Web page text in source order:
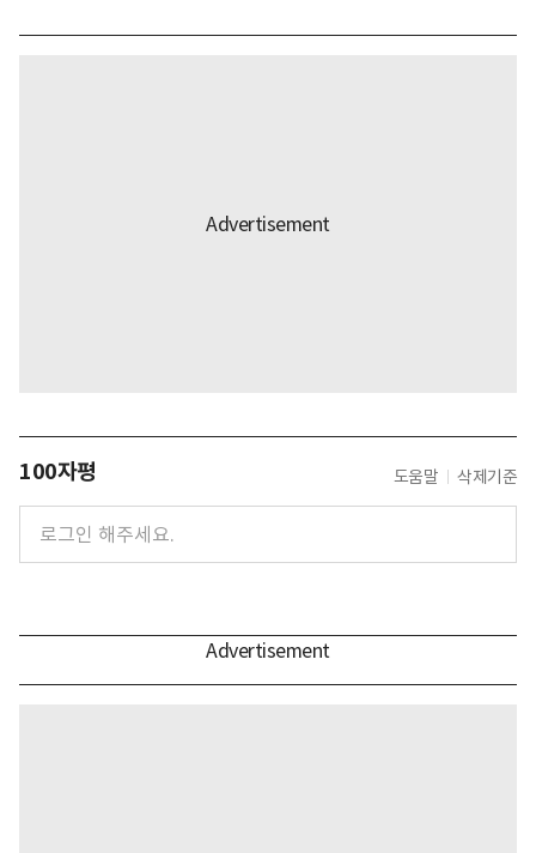
100자평 도움말 삭제기준